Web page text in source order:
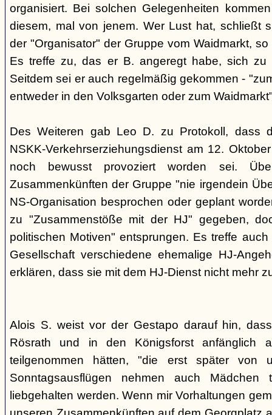
organisiert. Bei solchen Gelegenheiten
diesem, mal von jenem. Wer Lust hat, schließt
der "Organisator" der Gruppe vom Waidmarkt,
Es treffe zu, das er B. angeregt habe, sich zu
Seitdem sei er auch regelmäßig gekommen -
entweder in den Volksgarten oder zum
Des Weiteren gab Leo D. zu Protokoll, dass
NSKK-Verkehrserziehungsdienst am 12.
noch bewusst provoziert worden sei.
Zusammenkünften der Gruppe "nie irgendein
NS-Organisation besprochen oder geplant
zu "Zusammenstöße mit der HJ" gegeben,
politischen Motiven" entsprungen. Es treffe
Gesellschaft verschiedene ehemalige HJ-
erklären, dass sie mit dem HJ-Dienst nicht mehr
Alois S. weist vor der Gestapo darauf hin,
Rösrath und in den Königsforst anfänglich
teilgenommen hätten, "die erst später von
Sonntagsausflügen nehmen auch
liebgehalten werden. Wenn mir Vorhaltungen